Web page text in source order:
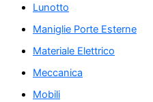
Lunotto
Maniglie Porte Esterne
Materiale Elettrico
Meccanica
Mobili